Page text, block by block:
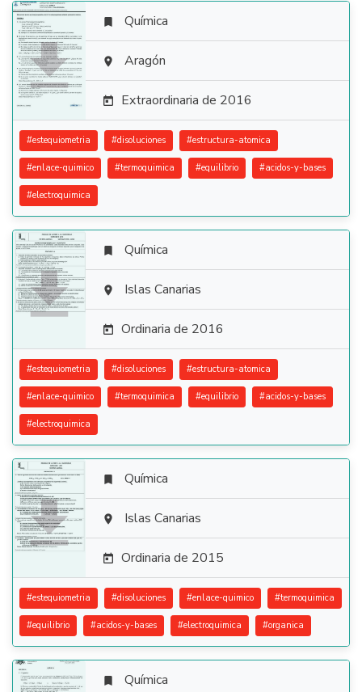

 Química
 Aragón
 Extraordinaria de 2016
#estequiometria #disoluciones #estructura-atomica
#enlace-quimico #termoquimica #equilibrio #acidos-y-bases
#electroquimica

 Química
 Islas Canarias
 Ordinaria de 2016
#estequiometria #disoluciones #estructura-atomica
#enlace-quimico #termoquimica #equilibrio #acidos-y-bases
#electroquimica

 Química
 Islas Canarias
 Ordinaria de 2015
#estequiometria #disoluciones #enlace-quimico #termoquimica
#equilibrio #acidos-y-bases #electroquimica #organica
 Química